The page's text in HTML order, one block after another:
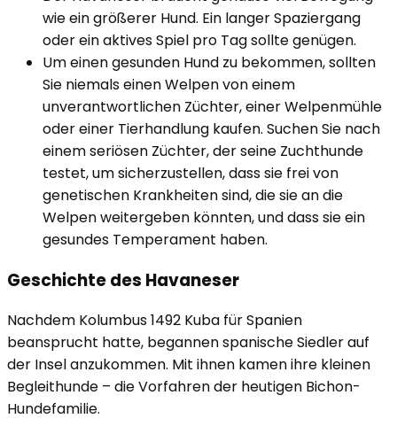
wie ein größerer Hund. Ein langer Spaziergang
oder ein aktives Spiel pro Tag sollte genügen.
Um einen gesunden Hund zu bekommen, sollten
Sie niemals einen Welpen von einem
unverantwortlichen Züchter, einer Welpenmühle
oder einer Tierhandlung kaufen. Suchen Sie nach
einem seriösen Züchter, der seine Zuchthunde
testet, um sicherzustellen, dass sie frei von
genetischen Krankheiten sind, die sie an die
Welpen weitergeben könnten, und dass sie ein
gesundes Temperament haben.
Geschichte des Havaneser
Nachdem Kolumbus 1492 Kuba für Spanien
beansprucht hatte, begannen spanische Siedler auf
der Insel anzukommen. Mit ihnen kamen ihre kleinen
Begleithunde – die Vorfahren der heutigen Bichon-
Hundefamilie.